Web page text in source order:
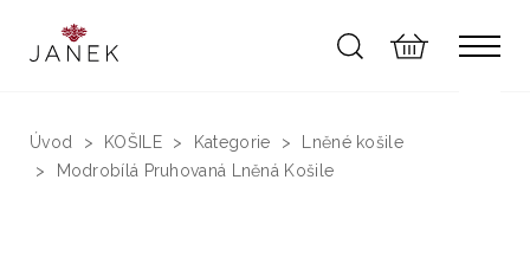
Úvod KOŠILE Kategorie
Lněné košile
Modrobílá Pruhovaná Lněná Košile